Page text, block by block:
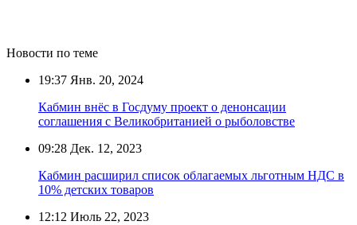
Новости по теме
19:37 Янв. 20, 2024
Кабмин внёс в Госдуму проект о денонсации
соглашения с Великобританией о рыболовстве
09:28 Дек. 12, 2023
Кабмин расширил список облагаемых льготным НДС в
10% детских товаров
12:12 Июль 22, 2023